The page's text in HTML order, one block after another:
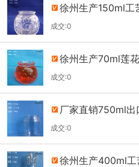
徐州生产150ml工
家
成交:0
徐州生产70ml莲
发
成交:0
厂家直销750ml出
成交:0
徐州生产400ml工